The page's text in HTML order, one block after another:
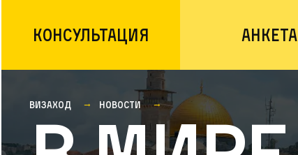
Консультация Анкета
Визаход Новости